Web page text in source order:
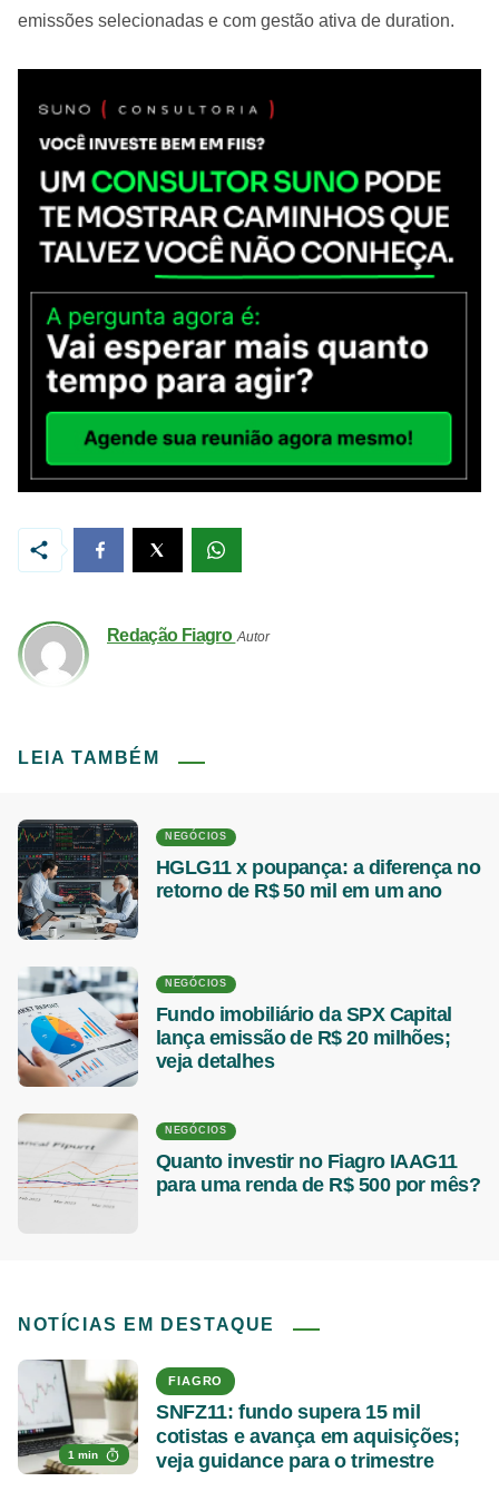
emissões selecionadas e com gestão ativa de duration.
Redação Fiagro Autor
LEIA TAMBÉM
NEGÓCIOS
HGLG11 x poupança: a diferença no
retorno de R$ 50 mil em um ano
NEGÓCIOS
Fundo imobiliário da SPX Capital
lança emissão de R$ 20 milhões;
veja detalhes
NEGÓCIOS
Quanto investir no Fiagro IAAG11
para uma renda de R$ 500 por mês?
NOTÍCIAS EM DESTAQUE
1 min
FIAGRO
SNFZ11: fundo supera 15 mil
cotistas e avança em aquisições;
veja guidance para o trimestre